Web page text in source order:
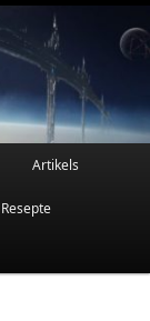
Artikels
Resepte